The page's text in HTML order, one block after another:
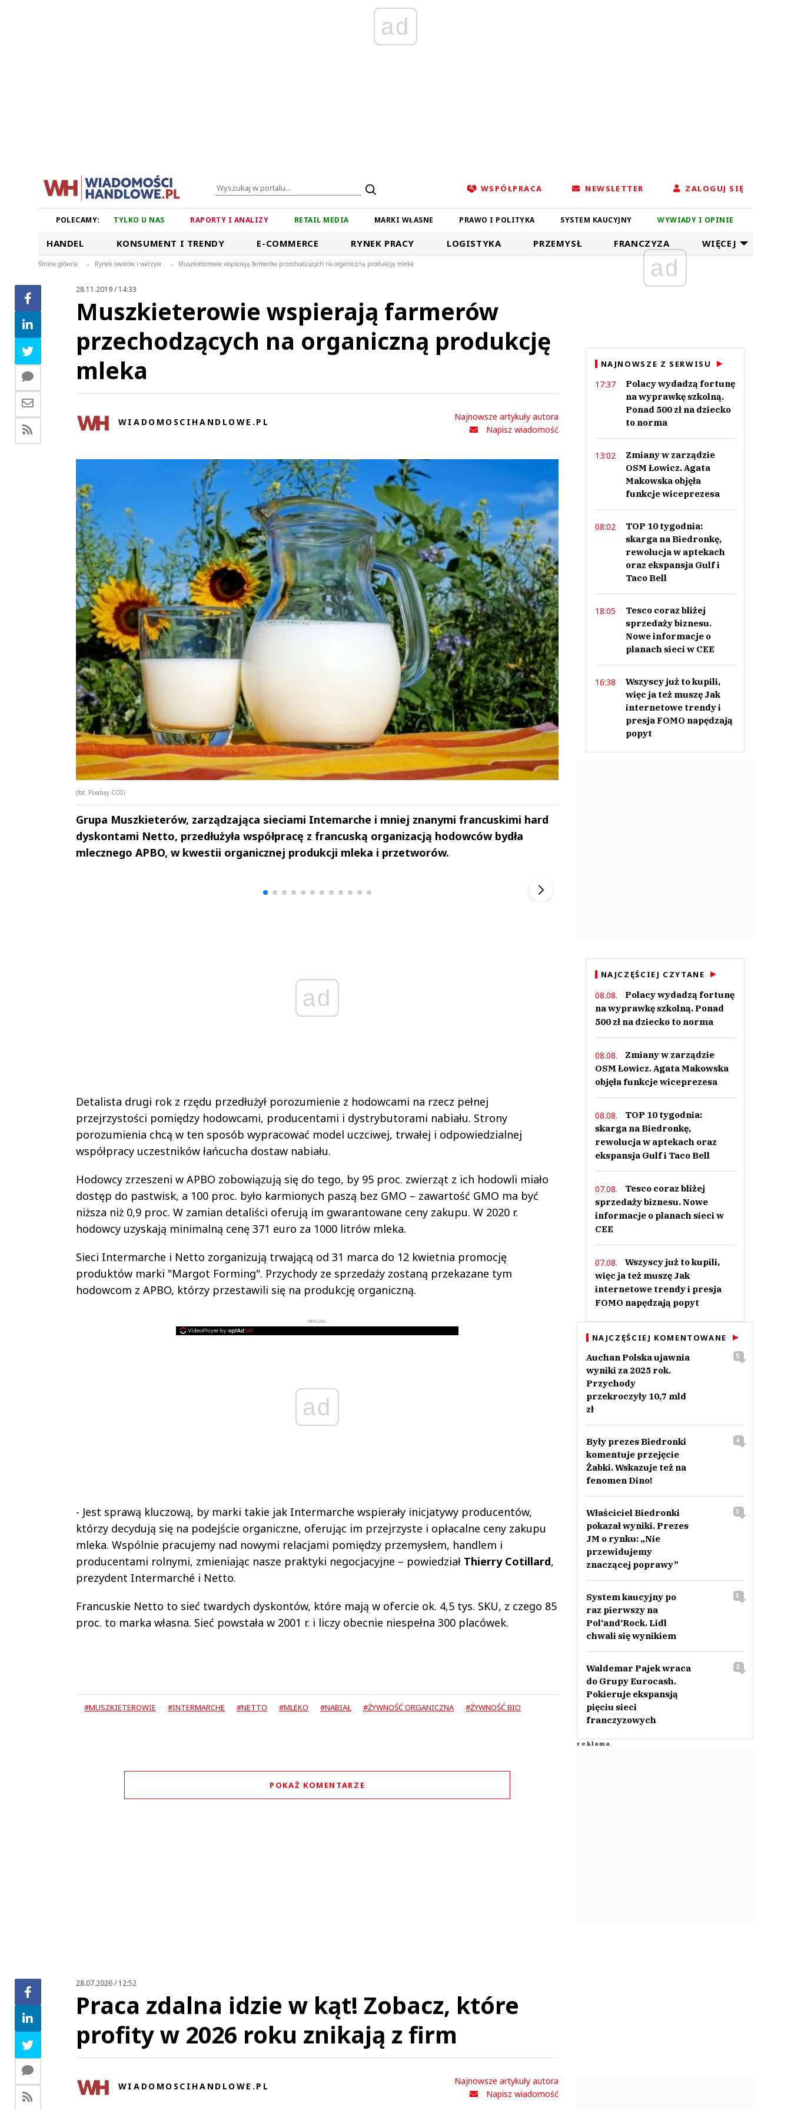
ad
WSPÓŁPRACA NEWSLETTER ZALOGUJ SIĘ
POLECAMY: TYLKO U NAS RAPORTY I ANALIZY RETAIL MEDIA MARKI WŁASNE PRAWO I POLITYKA SYSTEM KAUCYJNY WYWIADY I OPINIE
HANDEL KONSUMENT I TRENDY E-COMMERCE RYNEK PRACY LOGISTYKA PRZEMYSŁ FRANCZYZA WIĘCEJ
Strona główna > Rynek owoców i warzyw > Muszkieterowie wspierają farmerów przechodzących na organiczną produkcję mleka
28.11.2019 / 14:33
Muszkieterowie wspierają farmerów
przechodzących na organiczną produkcję
mleka
WIADOMOSCIHANDLOWE.PL
Najnowsze artykuły autora
Napisz wiadomość
(fot. Pixabay CC0)
Grupa Muszkieterów, zarządzająca sieciami Intemarche i mniej znanymi francuskimi hard
dyskontami Netto, przedłużyła współpracę z francuską organizacją hodowców bydła
mlecznego APBO, w kwestii organicznej produkcji mleka i przetworów.
ad
Detalista drugi rok z rzędu przedłużył porozumienie z hodowcami na rzecz pełnej
przejrzystości pomiędzy hodowcami, producentami i dystrybutorami nabiału. Strony
porozumienia chcą w ten sposób wypracować model uczciwej, trwałej i odpowiedzialnej
współpracy uczestników łańcucha dostaw nabiału.
Hodowcy zrzeszeni w APBO zobowiązują się do tego, by 95 proc. zwierząt z ich hodowli miało
dostęp do pastwisk, a 100 proc. było karmionych paszą bez GMO – zawartość GMO ma być
niższa niż 0,9 proc. W zamian detaliści oferują im gwarantowane ceny zakupu. W 2020 r.
hodowcy uzyskają minimalną cenę 371 euro za 1000 litrów mleka.
Sieci Intermarche i Netto zorganizują trwającą od 31 marca do 12 kwietnia promocję
produktów marki "Margot Forming". Przychody ze sprzedaży zostaną przekazane tym
hodowcom z APBO, którzy przestawili się na produkcję organiczną.
REKLAMA
ad
- Jest sprawą kluczową, by marki takie jak Intermarche wspierały inicjatywy producentów,
którzy decydują się na podejście organiczne, oferując im przejrzyste i opłacalne ceny zakupu
mleka. Wspólnie pracujemy nad nowymi relacjami pomiędzy przemysłem, handlem i
producentami rolnymi, zmieniając nasze praktyki negocjacyjne – powiedział Thierry Cotillard,
prezydent Intermarché i Netto.
Francuskie Netto to sieć twardych dyskontów, które mają w ofercie ok. 4,5 tys. SKU, z czego 85
proc. to marka własna. Sieć powstała w 2001 r. i liczy obecnie niespełna 300 placówek.
#MUSZKIETEROWIE #INTERMARCHE #NETTO #MLEKO #NABIAŁ #ŻYWNOŚĆ ORGANICZNA #ŻYWNOŚĆ BIO
POKAŻ KOMENTARZE
Andrzej i Marta
Marta i Andrzej
ad
NAJNOWSZE Z SERWISU
17:37
Polacy wydadzą fortunę
na wyprawkę szkolną.
Ponad 500 zł na dziecko
to norma
13:02
Zmiany w zarządzie
OSM Łowicz. Agata
Makowska objęła
funkcje wiceprezesa
08:02
TOP 10 tygodnia:
skarga na Biedronkę,
rewolucja w aptekach
oraz ekspansja Gulf i
Taco Bell
18:05
Tesco coraz bliżej
sprzedaży biznesu.
Nowe informacje o
planach sieci w CEE
16:38
Wszyscy już to kupili,
więc ja też muszę Jak
internetowe trendy i
presja FOMO napędzają
popyt
NAJCZĘŚCIEJ CZYTANE
08.08.
Polacy wydadzą fortunę
na wyprawkę szkolną. Ponad
500 zł na dziecko to norma
08.08.
Zmiany w zarządzie
OSM Łowicz. Agata Makowska
objęła funkcje wiceprezesa
08.08.
TOP 10 tygodnia:
skarga na Biedronkę,
rewolucja w aptekach oraz
ekspansja Gulf i Taco Bell
07.08.
Tesco coraz bliżej
sprzedaży biznesu. Nowe
informacje o planach sieci w
CEE
07.08.
Wszyscy już to kupili,
więc ja też muszę Jak
internetowe trendy i presja
FOMO napędzają popyt
NAJCZĘŚCIEJ KOMENTOWANE
Auchan Polska ujawnia
wyniki za 2025 rok.
Przychody
przekroczyły 10,7 mld
zł
5
Były prezes Biedronki
komentuje przejęcie
Żabki. Wskazuje też na
fenomen Dino!
4
Właściciel Biedronki
pokazał wyniki. Prezes
JM o rynku: „Nie
przewidujemy
znaczącej poprawy”
3
System kaucyjny po
raz pierwszy na
Pol‘and‘Rock. Lidl
chwali się wynikiem
3
Waldemar Pajek wraca
do Grupy Eurocash.
Pokieruje ekspansją
pięciu sieci
franczyzowych
2
28.07.2026 / 12:52
Praca zdalna idzie w kąt! Zobacz, które
profity w 2026 roku znikają z firm
WIADOMOSCIHANDLOWE.PL
Najnowsze artykuły autora
Napisz wiadomość